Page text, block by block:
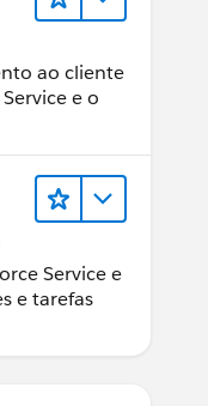
ao cliente
e o
Service e
e tarefas